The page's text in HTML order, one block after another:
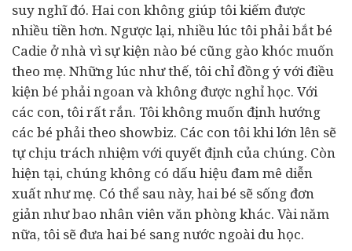
suy nghĩ đó. Hai con không giúp tôi kiếm được
nhiều tiền hơn. Ngược lại, nhiều lúc tôi phải bắt bé
Cadie ở nhà vì sự kiện nào bé cũng gào khóc muốn
theo mẹ. Những lúc như thế, tôi chỉ đồng ý với điều
kiện bé phải ngoan và không được nghỉ học. Với
các con, tôi rất rắn. Tôi không muốn định hướng
các bé phải theo showbiz. Các con tôi khi lớn lên sẽ
tự chịu trách nhiệm với quyết định của chúng. Còn
hiện tại, chúng không có dấu hiệu đam mê diễn
xuất như mẹ. Có thể sau này, hai bé sẽ sống đơn
giản như bao nhân viên văn phòng khác. Vài năm
nữa, tôi sẽ đưa hai bé sang nước ngoài du học.